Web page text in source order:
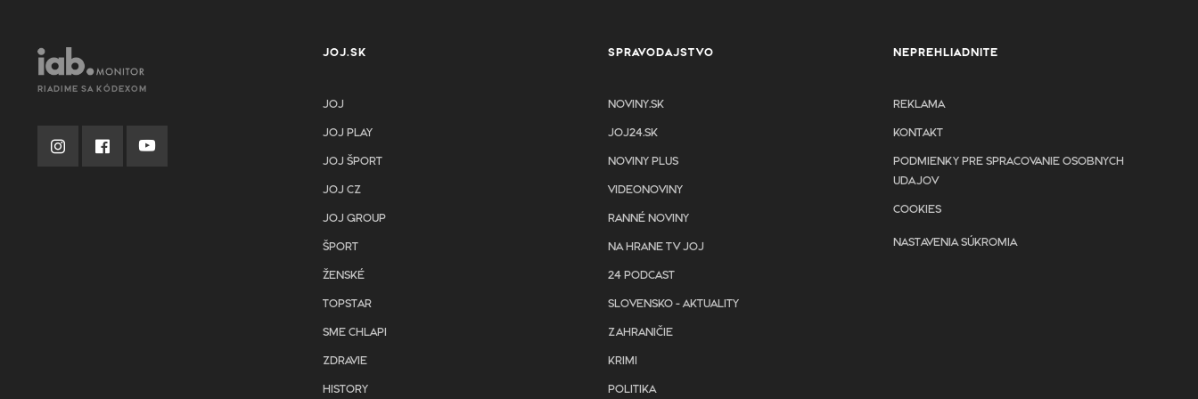
RIADIME SA KÓDEXOM
JOJ.SK
JOJ
JOJ PLAY
JOJ ŠPORT
JOJ CZ
JOJ GROUP
ŠPORT
ŽENSKÉ
TOPSTAR
SME CHLAPI
ZDRAVIE
HISTORY
SPRAVODAJSTVO
NOVINY.SK
JOJ24.SK
NOVINY PLUS
VIDEONOVINY
RANNÉ NOVINY
NA HRANE TV JOJ
24 PODCAST
SLOVENSKO - AKTUALITY
ZAHRANIČIE
KRIMI
POLITIKA
NEPREHLIADNITE
REKLAMA
KONTAKT
PODMIENKY PRE SPRACOVANIE OSOBNYCH
UDAJOV
COOKIES
NASTAVENIA SÚKROMIA